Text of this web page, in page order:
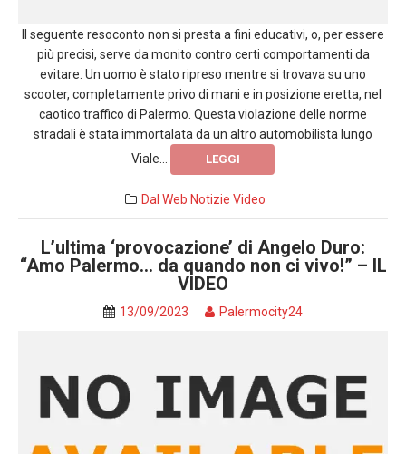
Il seguente resoconto non si presta a fini educativi, o, per essere
più precisi, serve da monito contro certi comportamenti da
evitare. Un uomo è stato ripreso mentre si trovava su uno
scooter, completamente privo di mani e in posizione eretta, nel
caotico traffico di Palermo. Questa violazione delle norme
stradali è stata immortalata da un altro automobilista lungo
Viale...
LEGGI
Dal Web Notizie Video
L’ultima ‘provocazione’ di Angelo Duro:
“Amo Palermo… da quando non ci vivo!” – IL
VIDEO
13/09/2023 Palermocity24